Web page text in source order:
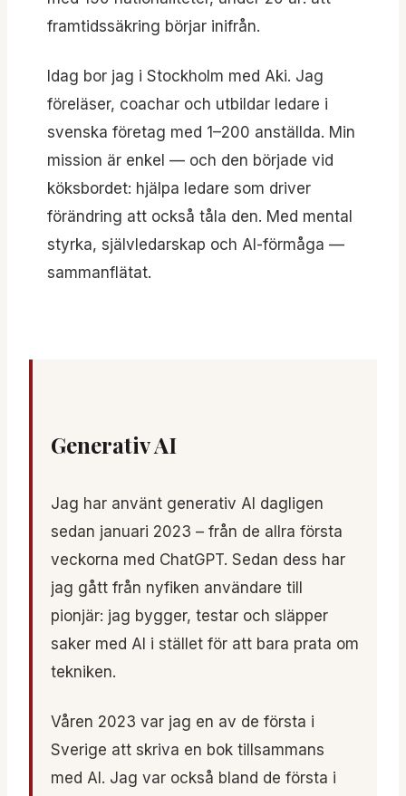
framtidssäkring börjar inifrån.
Idag bor jag i Stockholm med Aki. Jag
föreläser, coachar och utbildar ledare i
svenska företag med 1–200 anställda. Min
mission är enkel — och den började vid
köksbordet: hjälpa ledare som driver
förändring att också tåla den. Med mental
styrka, självledarskap och AI-förmåga —
sammanflätat.
Generativ AI
Jag har använt generativ AI dagligen
sedan januari 2023 – från de allra första
veckorna med ChatGPT. Sedan dess har
jag gått från nyfiken användare till
pionjär: jag bygger, testar och släpper
saker med AI i stället för att bara prata om
tekniken.
Våren 2023 var jag en av de första i
Sverige att skriva en bok tillsammans
med AI. Jag var också bland de första i